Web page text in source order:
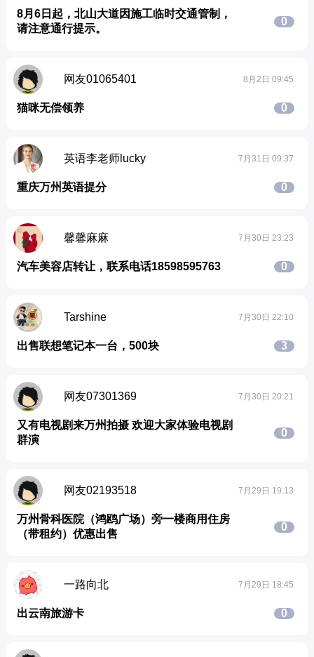
8月6日起，北山大道因施工临时交通管制，
请注意通行提示。
0
网友01065401 8月2日 09:45
猫咪无偿领养 0
英语李老师lucky 7月31日 09:37
重庆万州英语提分 0
馨馨麻麻 7月30日 23:23
汽车美容店转让，联系电话18598595763 0
Tarshine 7月30日 22:10
出售联想笔记本一台，500块 3
网友07301369 7月30日 20:21
又有电视剧来万州拍摄 欢迎大家体验电视剧
群演
0
网友02193518 7月29日 19:13
万州骨科医院（鸿鸥广场）旁一楼商用住房
（带租约）优惠出售
0
一路向北 7月29日 18:45
出云南旅游卡 0